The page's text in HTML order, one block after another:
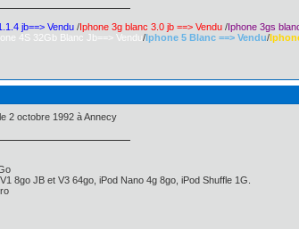
jb==> Vendu /Iphone 3g blanc 3.0 jb ==> Vendu /Iphone 3gs
4S 32Gb Blanc Jb==> Vendu/Iphone 5 Blanc ==> Vendu/
2 octobre 1992 à Annecy
8go JB et V3 64go, iPod Nano 4g 8go, iPod Shuffle 1G.